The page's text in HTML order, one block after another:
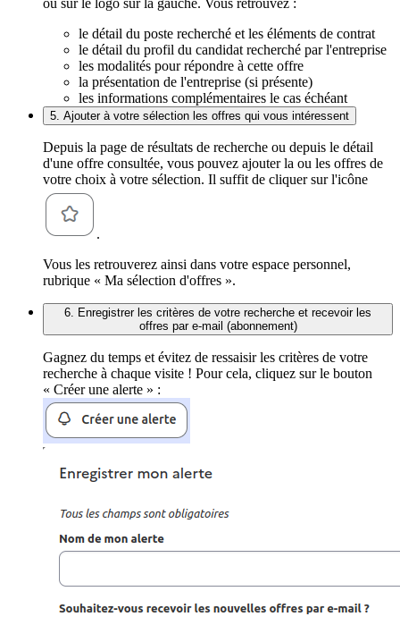
le détail du poste recherché et les éléments de contrat
le détail du profil du candidat recherché par l'entreprise
les modalités pour répondre à cette offre
la présentation de l'entreprise (si présente)
les informations complémentaires le cas échéant
5. Ajouter à votre sélection les offres qui vous intéressent
Depuis la page de résultats de recherche ou depuis le détail
d'une offre consultée, vous pouvez ajouter la ou les offres de
votre choix à votre sélection. Il suffit de cliquer sur l'icône
.
Vous les retrouverez ainsi dans votre espace personnel,
rubrique « Ma sélection d'offres ».
6. Enregistrer les critères de votre recherche et recevoir les
offres par e-mail (abonnement)
Gagnez du temps et évitez de ressaisir les critères de votre
recherche à chaque visite ! Pour cela, cliquez sur le bouton
« Créer une alerte » :